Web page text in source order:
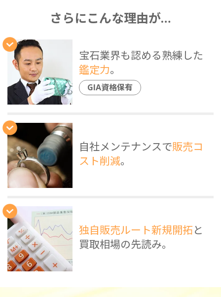
さらにこんな理由が…
宝石業界も認める熟練した
鑑定力。
GIA資格保有
自社メンテナンスで販売コ
スト削減。
独自販売ルート新規開拓と
買取相場の先読み。